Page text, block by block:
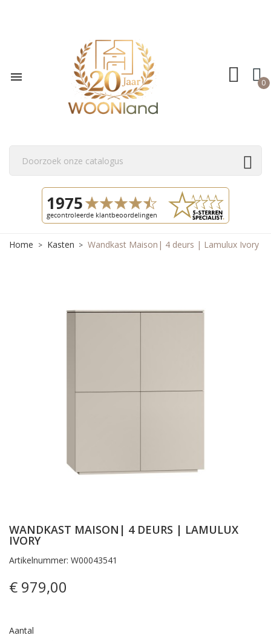
 0
Home Kasten Wandkast Maison| 4 deurs | Lamulux Ivory
WANDKAST MAISON| 4 DEURS | LAMULUX
IVORY
Artikelnummer: W00043541
€ 979,00
Aantal